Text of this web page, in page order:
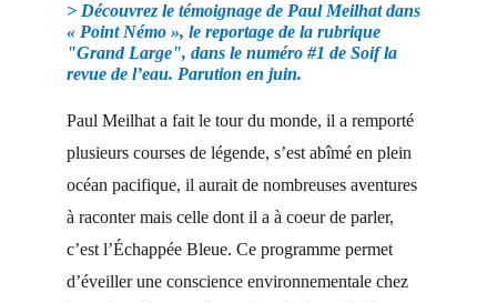
> Découvrez le témoignage de Paul Meilhat dans
« Point Némo », le reportage de la rubrique
"Grand Large", dans le numéro #1 de Soif la
revue de l’eau. Parution en juin.
Paul Meilhat a fait le tour du monde, il a remporté
plusieurs courses de légende, s’est abîmé en plein
océan pacifique, il aurait de nombreuses aventures
à raconter mais celle dont il a à coeur de parler,
c’est l’Échappée Bleue. Ce programme permet
d’éveiller une conscience environnementale chez